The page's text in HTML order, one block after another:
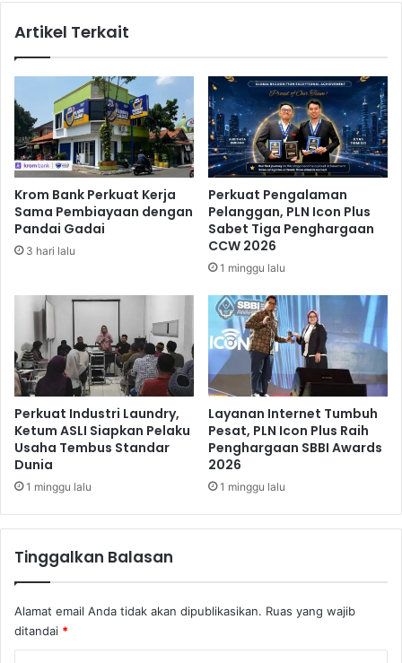
D
l
e
D
i
g
i
t
,
P
o
e
k
S
a
h
a
m
B
D
a
m
a
i
,
F
I
T
i
f
A
r
i
a
s
i
A
n
t
u
s
A
l
e
t
Artikel Terkait
Krom Bank Perkuat Kerja
Sama Pembiayaan dengan
Pandai Gadai
3 hari lalu
Perkuat Pengalaman
Pelanggan, PLN Icon Plus
Sabet Tiga Penghargaan
CCW 2026
1 minggu lalu
Perkuat Industri Laundry,
Ketum ASLI Siapkan Pelaku
Usaha Tembus Standar
Dunia
1 minggu lalu
Layanan Internet Tumbuh
Pesat, PLN Icon Plus Raih
Penghargaan SBBI Awards
2026
1 minggu lalu
Tinggalkan Balasan
Alamat email Anda tidak akan dipublikasikan. Ruas yang wajib
ditandai *